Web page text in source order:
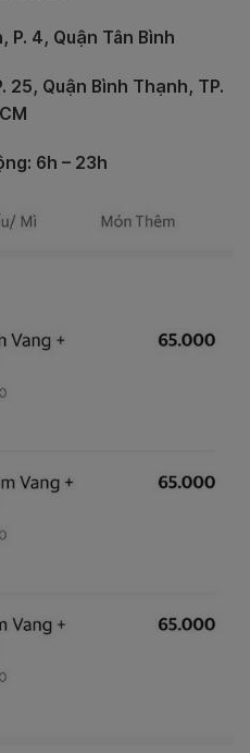
P. 4, Quận Tân Bình
Quận Bình Thạnh, TP.
6h – 23h